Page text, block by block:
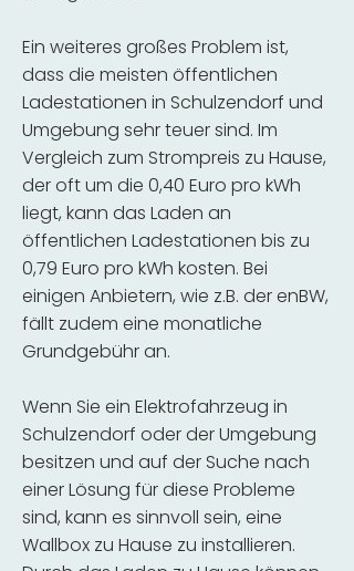
Ein weiteres großes Problem ist,
dass die meisten öffentlichen
Ladestationen in Schulzendorf und
Umgebung sehr teuer sind. Im
Vergleich zum Strompreis zu Hause,
der oft um die 0,40 Euro pro kWh
liegt, kann das Laden an
öffentlichen Ladestationen bis zu
0,79 Euro pro kWh kosten. Bei
einigen Anbietern, wie z.B. der enBW,
fällt zudem eine monatliche
Grundgebühr an.
Wenn Sie ein Elektrofahrzeug in
Schulzendorf oder der Umgebung
besitzen und auf der Suche nach
einer Lösung für diese Probleme
sind, kann es sinnvoll sein, eine
Wallbox zu Hause zu installieren.